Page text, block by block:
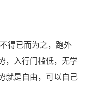
得已而为之，跑外
，入行门槛低，无学
就是自由，可以自己